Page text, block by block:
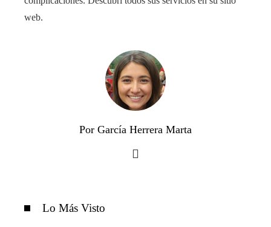
web.
Por García Herrera Marta
Lo Más Visto